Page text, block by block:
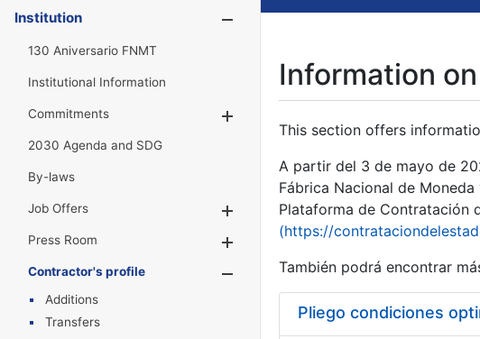
Institution
130 Aniversario FNMT
Institutional Information
Commitments
2030 Agenda and SDG
By-laws
Job Offers
Show/Hide
Press Room
Show/Hide
Contractor's profile
Show/Hide
Additions
Transfers
Information
This section offers
A partir del 3 de mayo de
Fábrica Nacional de
Plataforma de Contratación
(https://
También podrá encontrar
Pliego condiciones